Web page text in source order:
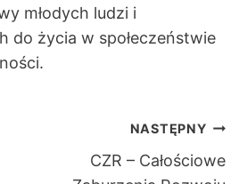
młodych ludzi i
do życia w społeczeństwie
NASTĘPNY
CZR – Całościowe